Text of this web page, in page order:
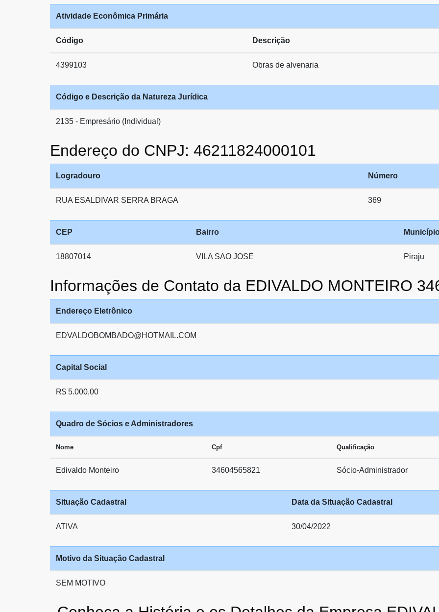
Atividade Econômica Primária
Código Descrição
4399103 Obras de alvenaria
Código e Descrição da Natureza Jurídica
2135 - Empresário (Individual)
Endereço do CNPJ: 46211824000101
Logradouro Número
RUA ESALDIVAR SERRA BRAGA 369
CEP Bairro
18807014 VILA SAO JOSE Piraju
Informações de Contato da EDIVALDO MONTEIRO
Endereço Eletrônico
EDVALDOBOMBADO@HOTMAIL.COM
Capital Social
R$ 5.000,00
Quadro de Sócios e Administradores
Nome Cpf Qualificação
Edivaldo Monteiro 34604565821 Sócio-Administrador
Situação Cadastral Data da Situação Cadastral
ATIVA 30/04/2022
Motivo da Situação Cadastral
SEM MOTIVO